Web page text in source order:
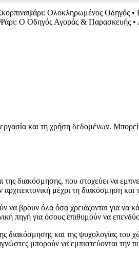
Ολοκληρωμένος Οδηγός •
Ψάρι: Ο Οδηγός Αγοράς & Παρασκευής •
και τη χρήση δεδομένων.
διακόσμησης, που στοχεύει να
μέχρι τη διακόσμηση και
βρουν όλα όσα χρειάζονται για να
πηγή για όσους επιθυμούν να
διακόσμησης και της ψυχολογίας του
μπορούν να εμπιστεύονται